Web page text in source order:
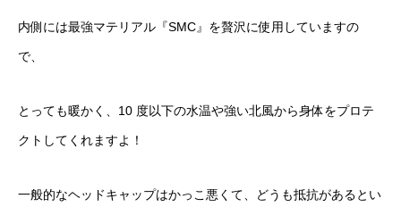
内側には最強マテリアル『SMC』を贅沢に使用していますの
で、
とっても暖かく、10 度以下の水温や強い北風から身体をプロテ
クトしてくれますよ！
一般的なヘッドキャップはかっこ悪くて、どうも抵抗があるとい